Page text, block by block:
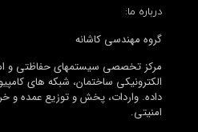
درباره ما:
گروه مهندسی کاشانه
مرکز تخصصی سیستمهای حفاظتی و
الکترونیکی ساختمان، شبکه های
داده. واردات، پخش و توزیع عمده و
امنیتی.